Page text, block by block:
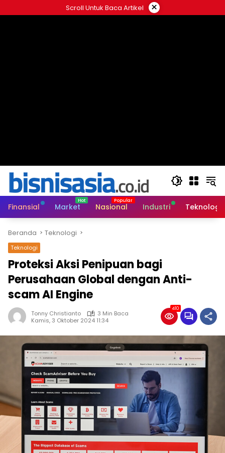
ke
Scroll Untuk Baca Artikel ×
Finansial Market Nasional Industri Teknologi
Beranda Teknologi
Teknologi
Proteksi Aksi Penipuan bagi
Perusahaan Global dengan Anti-
scam AI Engine
Tonny Christianto
3 Min Baca
Kamis, 3 Oktober 2024 11:34
410